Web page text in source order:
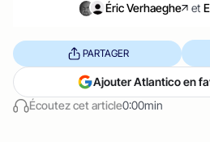
Éric Verhaeghe et
Écoutez cet article0:00min
PARTAGER
Ajouter Atlantico en